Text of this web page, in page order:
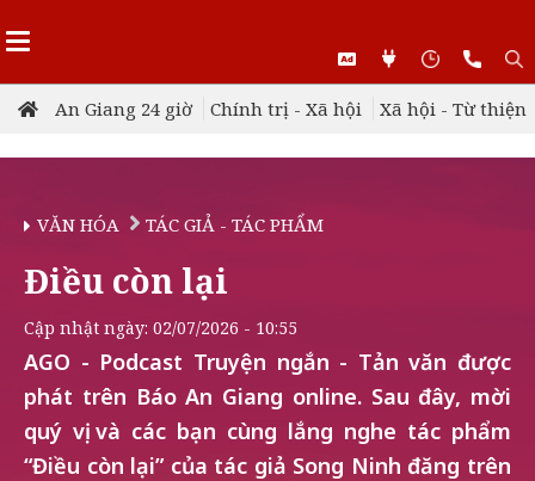
An Giang 24 giờ Chính trị - Xã hội Xã hội - Từ thiện
VĂN HÓA TÁC GIẢ - TÁC PHẨM
Điều còn lại
Cập nhật ngày: 02/07/2026 - 10:55
AGO - Podcast Truyện ngắn - Tản văn được
phát trên Báo An Giang online. Sau đây, mời
quý vị và các bạn cùng lắng nghe tác phẩm
“Điều còn lại” của tác giả Song Ninh đăng trên